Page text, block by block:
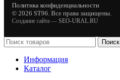
Политика конфиденциальности
© 2026 ST96. Все права защищены.
Создание сайта — SEO-URAL.RU
Поиск
Информация
Каталог